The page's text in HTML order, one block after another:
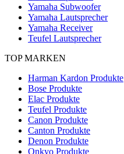
Yamaha Subwoofer
Yamaha Lautsprecher
Yamaha Receiver
Teufel Lautsprecher
TOP MARKEN
Harman Kardon Produkte
Bose Produkte
Elac Produkte
Teufel Produkte
Canon Produkte
Canton Produkte
Denon Produkte
Onkyo Produkte